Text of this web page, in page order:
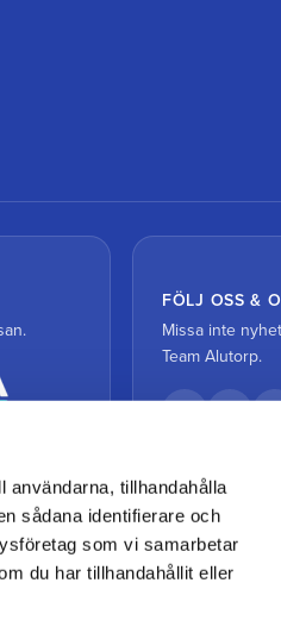
användarna, tillhandahålla
sådana identifierare och
som vi samarbetar
du har tillhandahållit eller
FÖLJ OSS &
Missa inte
Team Alutorp.